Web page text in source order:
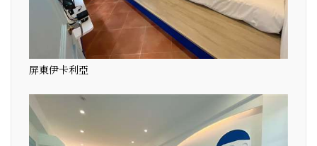
屏東伊卡利亞